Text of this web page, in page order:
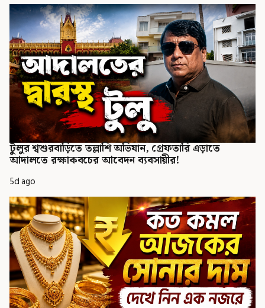
টুলুর শ্বশুরবাড়িতে তল্লাশি অভিযান, গ্রেফতারি এড়াতে
আদালতে রক্ষাকবচের আবেদন ব্যবসায়ীর!
5d ago